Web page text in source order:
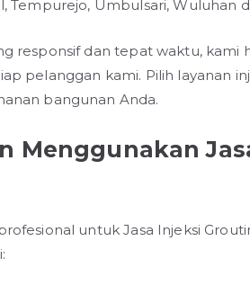
Tempurejo, Umbulsari, Wuluhan
responsif dan tepat waktu,
pelanggan kami. Pilih layanan
bangunan Anda.
Menggunakan
untuk Jasa Injeksi